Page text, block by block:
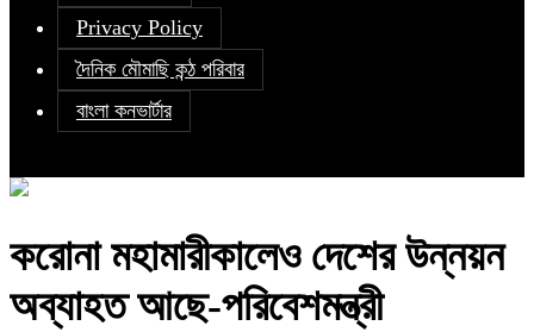
Privacy Policy
দৈনিক মৌমাছি কন্ঠ পরিবার
বাংলা কনভার্টার
করোনা মহামারীকালেও দেশের উন্নয়ন
অব্যাহত আছে-পরিবেশমন্ত্রী